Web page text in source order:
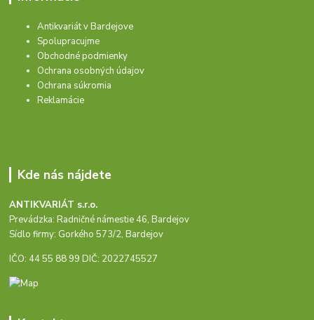
Antikvariát v Bardejove
Spolupracujme
Obchodné podmienky
Ochrana osobných údajov
Ochrana súkromia
Reklamácie
Kde nás nájdete
ANTIKVARIÁT s.r.o.
Prevádzka: Radničné námestie 46, Bardejov
Sídlo firmy: Gorkého 573/2, Bardejov
IČO: 44 55 88 99 DIČ: 2022745527